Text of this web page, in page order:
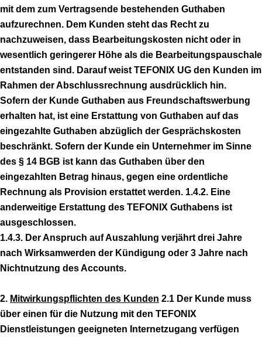
mit dem zum Vertragsende bestehenden Guthaben
aufzurechnen. Dem Kunden steht das Recht zu
nachzuweisen, dass Bearbeitungskosten nicht oder in
wesentlich geringerer Höhe als die Bearbeitungspauschale
entstanden sind. Darauf weist TEFONIX UG den Kunden im
Rahmen der Abschlussrechnung ausdrücklich hin.
Sofern der Kunde Guthaben aus Freundschaftswerbung
erhalten hat, ist eine Erstattung von Guthaben auf das
eingezahlte Guthaben abzüglich der Gesprächskosten
beschränkt. Sofern der Kunde ein Unternehmer im Sinne
des § 14 BGB ist kann das Guthaben über den
eingezahlten Betrag hinaus, gegen eine ordentliche
Rechnung als Provision erstattet werden. 1.4.2. Eine
anderweitige Erstattung des TEFONIX Guthabens ist
ausgeschlossen.
1.4.3. Der Anspruch auf Auszahlung verjährt drei Jahre
nach Wirksamwerden der Kündigung oder 3 Jahre nach
Nichtnutzung des Accounts.
2. Mitwirkungspflichten des Kunden 2.1 Der Kunde muss
über einen für die Nutzung mit den TEFONIX
Dienstleistungen geeigneten Internetzugang verfügen